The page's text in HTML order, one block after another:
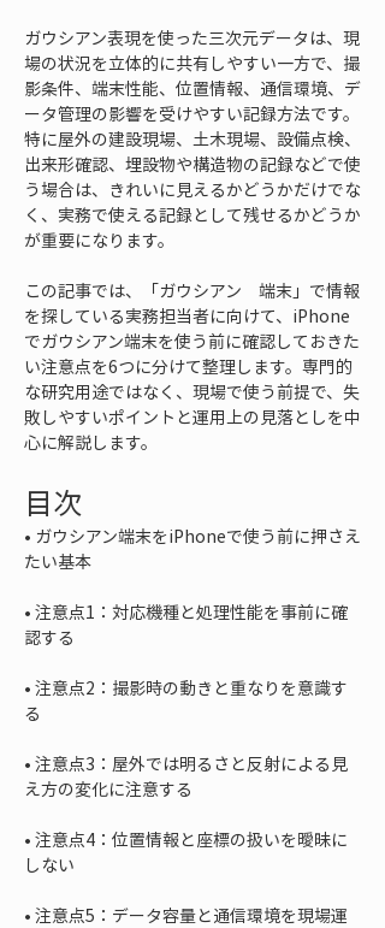
ガウシアン表現を使った三次元データは、現
場の状況を立体的に共有しやすい一方で、撮
影条件、端末性能、位置情報、通信環境、デ
ータ管理の影響を受けやすい記録方法です。
特に屋外の建設現場、土木現場、設備点検、
出来形確認、埋設物や構造物の記録などで使
う場合は、きれいに見えるかどうかだけでな
く、実務で使える記録として残せるかどうか
が重要になります。
この記事では、「ガウシアン　端末」で情報
を探している実務担当者に向けて、iPhone
でガウシアン端末を使う前に確認しておきた
い注意点を6つに分けて整理します。専門的
な研究用途ではなく、現場で使う前提で、失
敗しやすいポイントと運用上の見落としを中
心に解説します。
目次
• ガウシアン端末をiPhoneで使う前に押さえ
• 注意点1：対応機種と処理性能を事前に確
• 注意点2：撮影時の動きと重なりを意識す
• 注意点3：屋外では明るさと反射による見
• 注意点4：位置情報と座標の扱いを曖昧に
• 注意点5：データ容量と通信環境を現場運